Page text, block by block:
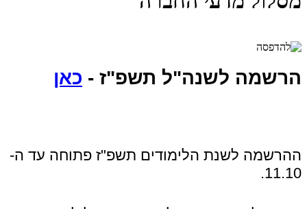
הרשמה לשנה"ל תשפ"ז - כאן
ההרשמה לשנת הלימודים תשפ"ז פתוחה עד ה-
11.10.